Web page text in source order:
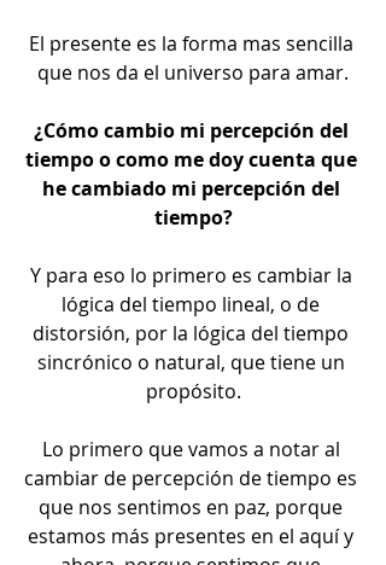
El presente es la forma mas sencilla
que nos da el universo para amar.
¿Cómo cambio mi percepción del
tiempo o como me doy cuenta que
he cambiado mi percepción del
tiempo?
Y para eso lo primero es cambiar la
lógica del tiempo lineal, o de
distorsión, por la lógica del tiempo
sincrónico o natural, que tiene un
propósito.
Lo primero que vamos a notar al
cambiar de percepción de tiempo es
que nos sentimos en paz, porque
estamos más presentes en el aquí y